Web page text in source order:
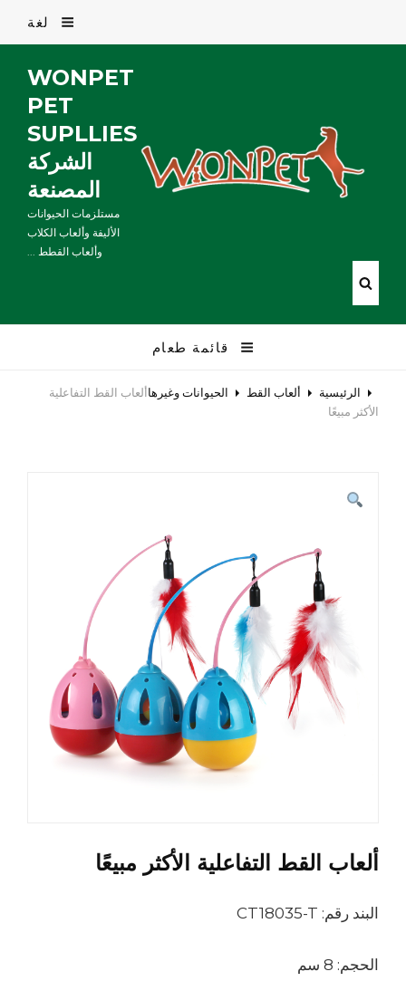
لغة
WONPET
PET
SUPLLIES
الشركة
المصنعة
مستلزمات الحيوانات
الأليفة وألعاب الكلاب
وألعاب القطط ...
قائمة طعام
الرئيسية ألعاب القط الحيوانات وغيرهاألعاب القط التفاعلية
الأكثر مبيعًا
ألعاب القط التفاعلية الأكثر مبيعًا
البند رقم: CT18035-T
الحجم: 8 سم